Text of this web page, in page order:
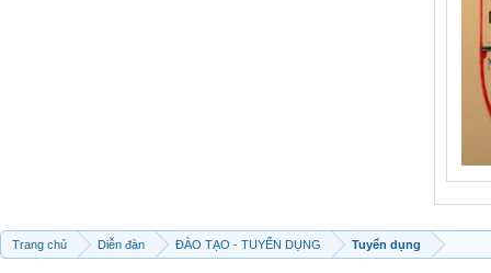
Trang chủ Diễn đàn ĐÀO TẠO - TUYỂN DỤNG Tuyển dụng